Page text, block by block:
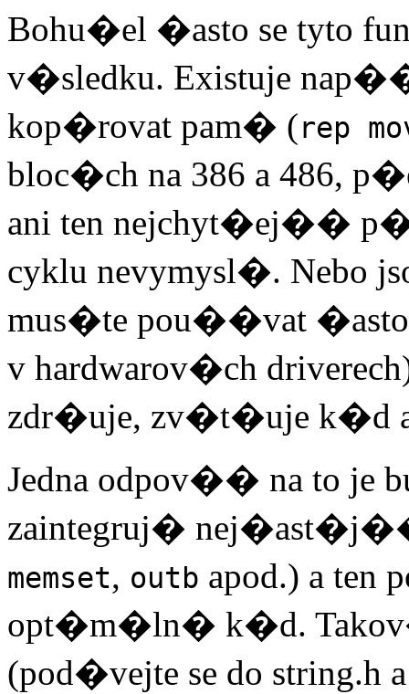
Bohu�el �asto se tyto
v�sledku. Existuje
kop�rovat pam� (rep
bloc�ch na 386 a 486,
ani ten nejchyt�ej��
cyklu nevymysl�. Nebo
mus�te pou��vat
v hardwarov�ch
zdr�uje, zv�t�uje
Jedna odpov�� na to je
zaintegruj�
memset, outb apod.) a ten
opt�m�ln� k�d.
(pod�vejte se do